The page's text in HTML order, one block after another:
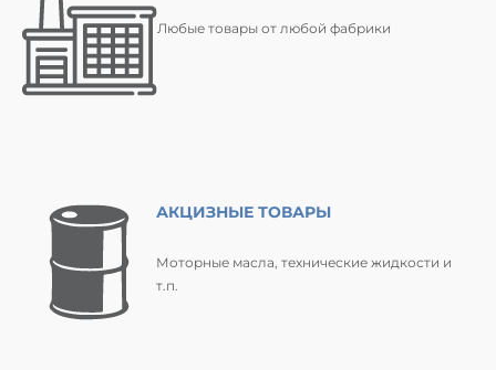
Любые товары от любой фабрики
АКЦИЗНЫЕ ТОВАРЫ
Моторные масла, технические жидкости и
т.п.